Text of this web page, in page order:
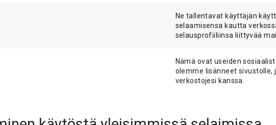
Ne tallentavat käyttäjän
selaamisensa kautta
selausprofiiliinsa liittyvää
Nämä ovat useiden
olemme lisänneet
verkostojesi kanssa.